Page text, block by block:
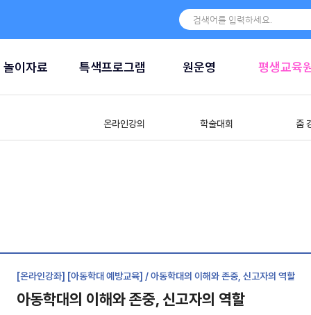
놀이자료 특색프로그램 원운영 평생교육
온라인강의 학술대회 줌
[온라인강좌] [아동학대 예방교육] / 아동학대의 이해와 존중, 신고자의 역할
아동학대의 이해와 존중, 신고자의 역할